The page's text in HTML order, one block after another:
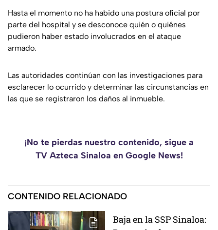
Hasta el momento no ha habido una postura oficial por
parte del hospital y se desconoce quién o quiénes
pudieron haber estado involucrados en el ataque
armado.
Las autoridades continúan con las investigaciones para
esclarecer lo ocurrido y determinar las circunstancias en
las que se registraron los daños al inmueble.
¡No te pierdas nuestro contenido, sigue a
TV Azteca Sinaloa en Google News!
CONTENIDO RELACIONADO
Baja en la SSP Sinaloa: